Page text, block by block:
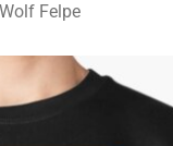
Felpe